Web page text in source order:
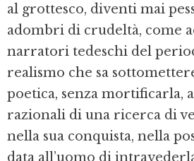
al grottesco, diventi mai
adombri di crudeltà, come
narratori tedeschi del
realismo che sa
poetica, senza mortificarla,
razionali di una ricerca di
nella sua conquista, nella
data all’uomo di